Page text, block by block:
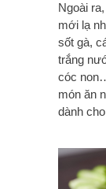
Ngoài
mới lạ
sốt gà,
trắng
cóc
món ăn
dành